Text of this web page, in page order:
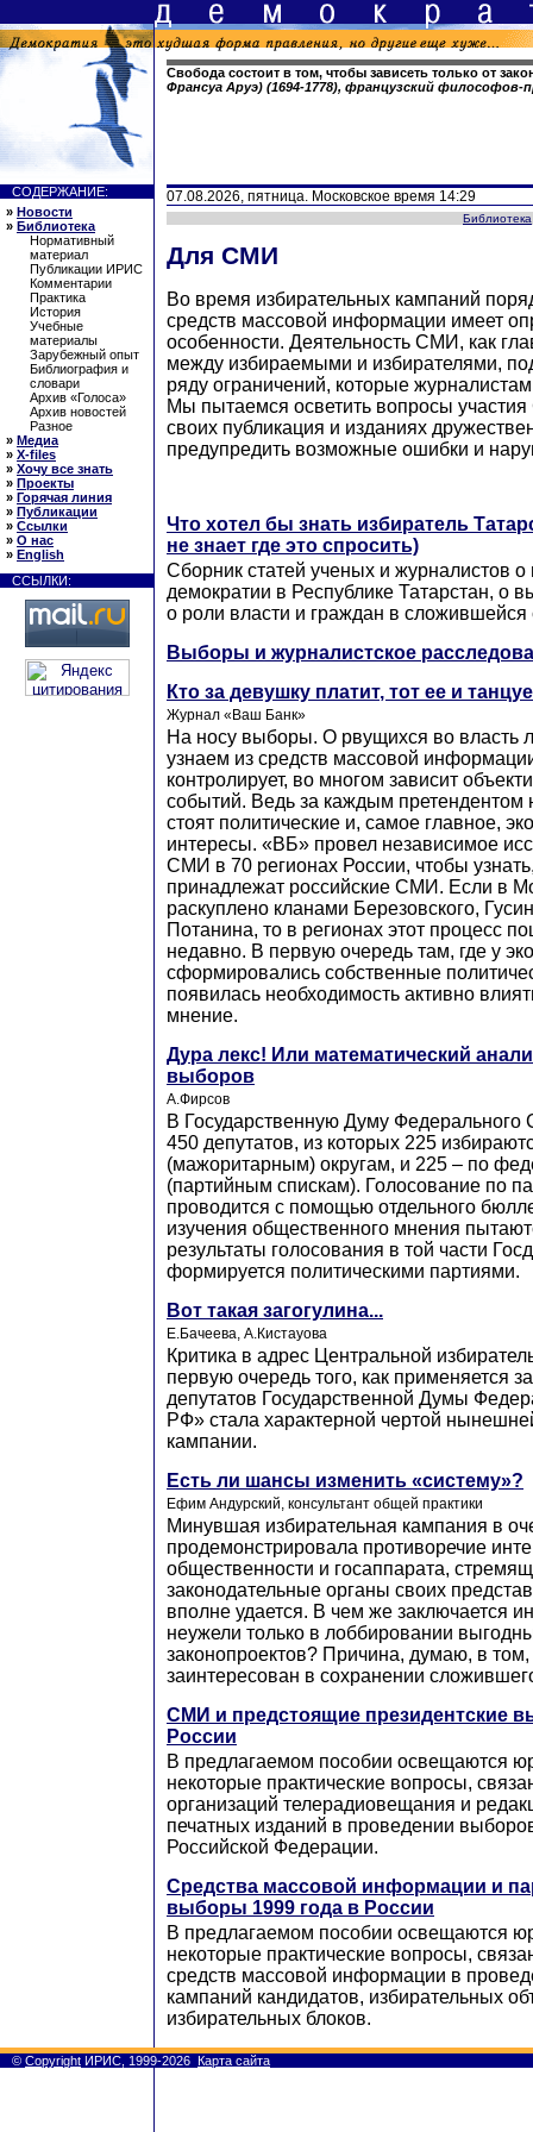
Свобода состоит в том, чтобы зависеть только от
Франсуа Аруэ) (1694-1778), французский
СОДЕРЖАНИЕ:
» Новости
» Библиотека
Нормативный
материал
Публикации ИРИС
Комментарии
Практика
История
Учебные
материалы
Зарубежный опыт
Библиография и
словари
Архив «Голоса»
Архив новостей
Разное
» Медиа
» X-files
» Хочу все знать
» Проекты
» Горячая линия
» Публикации
» Ссылки
» О нас
» English
ССЫЛКИ:
07.08.2026, пятница. Московское время 14:29
Библиотека
Для СМИ
Во время избирательных кампаний
средств массовой информации имеет
особенности. Деятельность СМИ, как
между избираемыми и избирателями,
ряду ограничений, которые
Мы пытаемся осветить вопросы
своих публикация и изданиях
предупредить возможные ошибки и
Что хотел бы знать избиратель
не знает где это спросить)
Сборник статей ученых и журналистов о
демократии в Республике Татарстан, о
о роли власти и граждан в сложившейся
Выборы и журналистское
Кто за девушку платит, тот ее и
Журнал «Ваш Банк»
На носу выборы. О рвущихся во власть
узнаем из средств массовой
контролирует, во многом зависит
событий. Ведь за каждым
стоят политические и, самое главное,
интересы. «ВБ» провел независимое
СМИ в 70 регионах России, чтобы
принадлежат российские СМИ. Если в
раскуплено кланами Березовского,
Потанина, то в регионах этот процесс
недавно. В первую очередь там, где у
сформировались собственные
появилась необходимость активно
мнение.
Дура лекс! Или математический
выборов
А.Фирсов
В Государственную Думу
450 депутатов, из которых 225
(мажоритарным) округам, и 225 – по
(партийным спискам). Голосование по
проводится с помощью отдельного
изучения общественного мнения
результаты голосования в той части
формируется политическими партиями.
Вот такая загогулина...
Е.Бачеева, А.Кистауова
Критика в адрес Центральной
первую очередь того, как применяется
депутатов Государственной Думы
РФ» стала характерной чертой
кампании.
Есть ли шансы изменить «систему»?
Ефим Андурский, консультант общей практики
Минувшая избирательная кампания в
продемонстрировала противоречие
общественности и госаппарата,
законодательные органы своих
вполне удается. В чем же заключается
неужели только в лоббировании
законопроектов? Причина, думаю, в том,
заинтересован в сохранении
СМИ и предстоящие президентские
России
В предлагаемом пособии освещаются
некоторые практические вопросы,
организаций телерадиовещания и
печатных изданий в проведении
Российской Федерации.
Средства массовой информации и
выборы 1999 года в России
В предлагаемом пособии освещаются
некоторые практические вопросы,
средств массовой информации в
кампаний кандидатов, избирательных
избирательных блоков.
© Copyright ИРИС, 1999-2026 Карта сайта